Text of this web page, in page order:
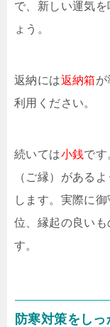
で、新しい運気
ょう。
返納には返納箱
利用ください。
続いては小銭です
（ご縁）がある
します。実際に
位、縁起の良い
す。
防寒対策をしっ